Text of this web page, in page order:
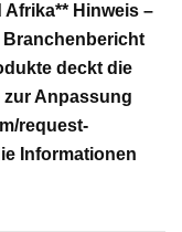
Afrika** Hinweis –
Branchenbericht
deckt die
zur Anpassung
request-
Informationen